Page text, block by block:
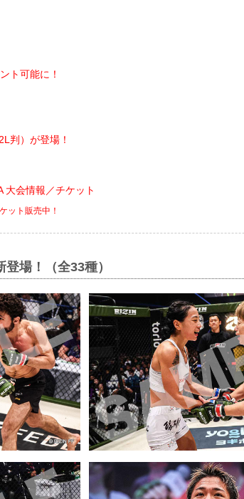
ト可能に！
判）が登場！
大会情報／チケット
ット販売中！
場！（全33種）